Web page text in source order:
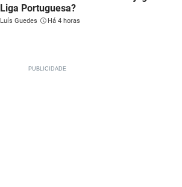
Liga Portuguesa?
Luís Guedes Há 4 horas